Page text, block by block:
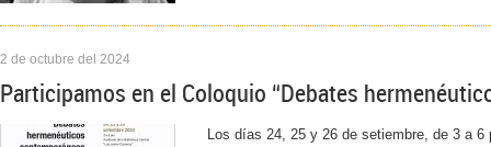
2 de octubre del 2024
Participamos en el Coloquio “Debates
Los días 24, 25 y 26 de setiembre, de 3 a